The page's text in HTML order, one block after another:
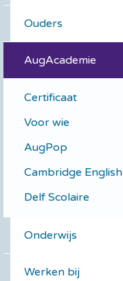
Ouders
AugAcademie
Certificaat
Voor wie
AugPop
Cambridge English
Delf Scolaire
Onderwijs
Werken bij